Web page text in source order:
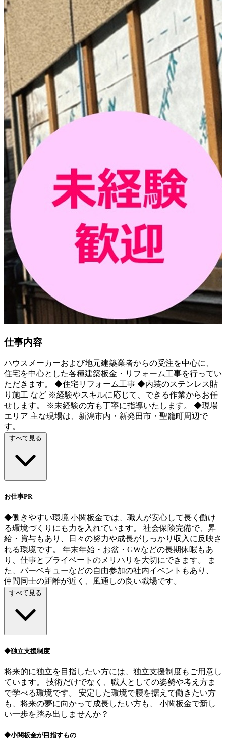
仕事内容
ハウスメーカーおよび地元建築業者からの受注を中心に、
住宅を中心とした各種建築板金・リフォーム工事を行ってい
ただきます。 ◆住宅リフォーム工事 ◆内装のステンレス貼
り施工 など ※経験やスキルに応じて、できる作業からお任
せします。 ※未経験の方も丁寧に指導いたします。 ◆現場
エリア 主な現場は、新潟市内・新発田市・聖籠町周辺で
す。
すべて見る
お仕事PR
◆働きやすい環境 小関板金では、職人が安心して長く働け
る環境づくりにも力を入れています。 社会保険完備で、昇
給・賞与もあり、日々の努力や成長がしっかり収入に反映さ
れる環境です。 年末年始・お盆・GWなどの長期休暇もあ
り、仕事とプライベートのメリハリを大切にできます。 ま
た、バーベキューなどの自由参加の社内イベントもあり、
仲間同士の距離が近く、風通しの良い職場です。
すべて見る
◆独立支援制度
将来的に独立を目指したい方には、独立支援制度もご用意し
ています。 技術だけでなく、職人としての姿勢や考え方ま
で学べる環境です。 安定した環境で腰を据えて働きたい方
も、将来の夢に向かって成長したい方も、 小関板金で新し
い一歩を踏み出しませんか？
◆小関板金が目指すもの